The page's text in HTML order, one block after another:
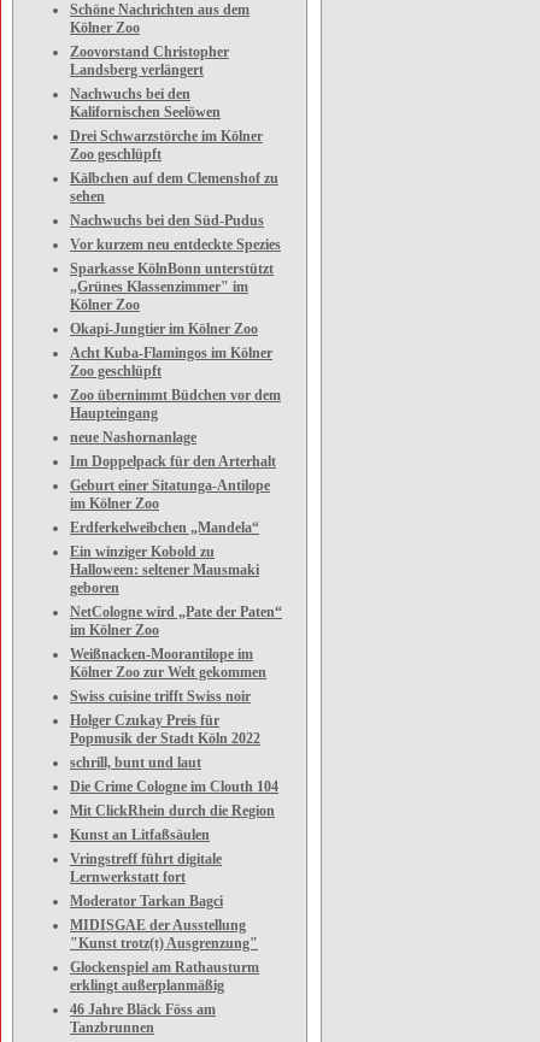
Schöne Nachrichten aus dem
Kölner Zoo
Zoovorstand Christopher
Landsberg verlängert
Nachwuchs bei den
Kalifornischen Seelöwen
Drei Schwarzstörche im Kölner
Zoo geschlüpft
Kälbchen auf dem Clemenshof zu
sehen
Nachwuchs bei den Süd-Pudus
Vor kurzem neu entdeckte Spezies
Sparkasse KölnBonn unterstützt
„Grünes Klassenzimmer" im
Kölner Zoo
Okapi-Jungtier im Kölner Zoo
Acht Kuba-Flamingos im Kölner
Zoo geschlüpft
Zoo übernimmt Büdchen vor dem
Haupteingang
neue Nashornanlage
Im Doppelpack für den Arterhalt
Geburt einer Sitatunga-Antilope
im Kölner Zoo
Erdferkelweibchen „Mandela“
Ein winziger Kobold zu
Halloween: seltener Mausmaki
geboren
NetCologne wird „Pate der Paten“
im Kölner Zoo
Weißnacken-Moorantilope im
Kölner Zoo zur Welt gekommen
Swiss cuisine trifft Swiss noir
Holger Czukay Preis für
Popmusik der Stadt Köln 2022
schrill, bunt und laut
Die Crime Cologne im Clouth 104
Mit ClickRhein durch die Region
Kunst an Litfaßsäulen
Vringstreff führt digitale
Lernwerkstatt fort
Moderator Tarkan Bagci
MIDISGAE der Ausstellung
"Kunst trotz(t) Ausgrenzung"
Glockenspiel am Rathausturm
erklingt außerplanmäßig
46 Jahre Bläck Föss am
Tanzbrunnen